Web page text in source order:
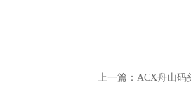
上一篇： ACX舟山码